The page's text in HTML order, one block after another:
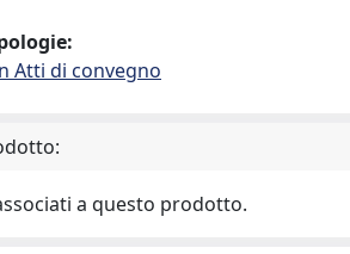
Atti di convegno
a questo prodotto.